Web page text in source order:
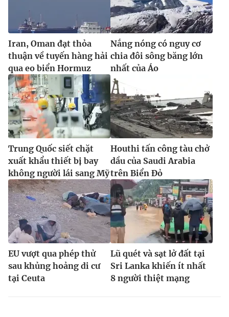
024.66 897 897
Email:toasoan@vtv.vn
Liên hệ quảng cáo:024-7300.7108
® Cấm sao chép dưới mọi hình thức nếu không có sự chấp
thuận bằng văn bản. Ghi rõ nguồn VTV.vn khi phát hành lại
thông tin từ website này.
Iran, Oman đạt thỏa
thuận về tuyến hàng hải
qua eo biển Hormuz
Nắng nóng có nguy cơ
chia đôi sông băng lớn
nhất của Áo
Trung Quốc siết chặt
xuất khẩu thiết bị bay
không người lái sang Mỹ
Houthi tấn công tàu chở
dầu của Saudi Arabia
trên Biển Đỏ
EU vượt qua phép thử
sau khủng hoảng di cư
tại Ceuta
Lũ quét và sạt lở đất tại
Sri Lanka khiến ít nhất
8 người thiệt mạng